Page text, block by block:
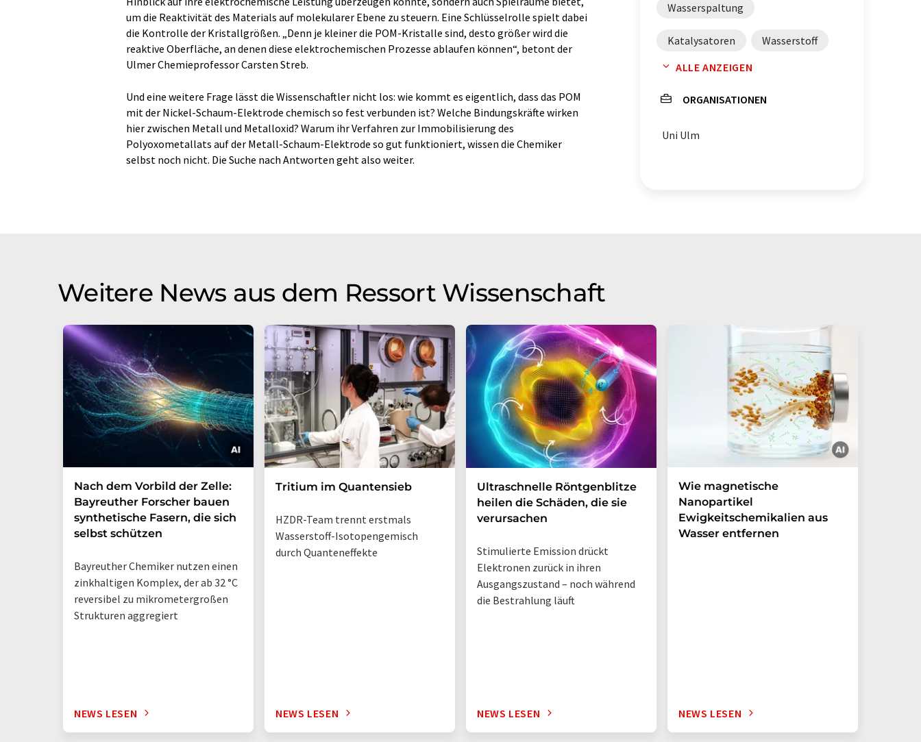
um die Reaktivität des Materials auf molekularer Ebene zu steuern. Eine Schlüsselrolle spielt dabei
die Kontrolle der Kristallgrößen. „Denn je kleiner die POM-Kristalle sind, desto größer wird die
reaktive Oberfläche, an denen diese elektrochemischen Prozesse ablaufen können“, betont der
Ulmer Chemieprofessor Carsten Streb.
Und eine weitere Frage lässt die Wissenschaftler nicht los: wie kommt es eigentlich, dass das POM
mit der Nickel-Schaum-Elektrode chemisch so fest verbunden ist? Welche Bindungskräfte wirken
hier zwischen Metall und Metalloxid? Warum ihr Verfahren zur Immobilisierung des
Polyoxometallats auf der Metall-Schaum-Elektrode so gut funktioniert, wissen die Chemiker
selbst noch nicht. Die Suche nach Antworten geht also weiter.
Wasserspaltung
Katalysatoren Wasserstoff
oxidativer Stress
Übergangsmetalle
Elektroden
ALLE ANZEIGEN
ORGANISATIONEN
Uni Ulm
Weitere News aus dem Ressort Wissenschaft
Nach dem Vorbild der Zelle:
Bayreuther Forscher bauen
synthetische Fasern, die sich
selbst schützen
Bayreuther Chemiker nutzen einen
zinkhaltigen Komplex, der ab 32 °C
reversibel zu mikrometergroßen
Strukturen aggregiert
NEWS LESEN
Tritium im Quantensieb
HZDR-Team trennt erstmals
Wasserstoff-Isotopengemisch
durch Quanteneffekte
NEWS LESEN
Ultraschnelle Röntgenblitze
heilen die Schäden, die sie
verursachen
Stimulierte Emission drückt
Elektronen zurück in ihren
Ausgangszustand – noch während
die Bestrahlung läuft
NEWS LESEN
Wie magnetische
Nanopartikel
Ewigkeitschemikalien aus
Wasser entfernen
NEWS LESEN